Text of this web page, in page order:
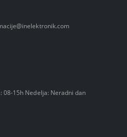
08-15h Nedelja: Neradni dan